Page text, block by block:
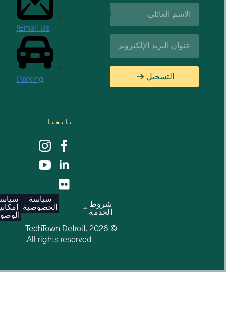
اسم
العائلة*
البريد
الإلكتروني*
التسجيل
الوظائف
Email Us!
Parking
تابعنا
شروط
الخدمة
سياسة
الخصوصية
سياسة
إمكانية
الوصول
© 2026 TechTown Detroit.
All rights reserved.